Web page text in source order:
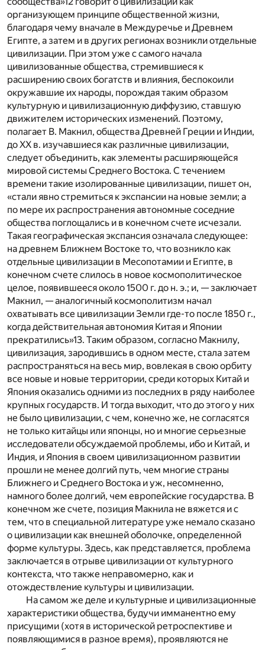
организующем принципе общественной жизни,
благодаря чему вначале в Междуречье и Древнем
Египте, а затем и в других регионах возникли отдельные
цивилизации. При этом уже с самого начала
цивилизованные общества, стремившиеся к
расширению своих богатств и влияния, беспокоили
окружавшие их народы, порождая таким образом
культурную и цивилизационную диффузию, ставшую
движителем исторических изменений. Поэтому,
полагает В. Макнил, общества Древней Греции и Индии,
до ХХ в. изучавшиеся как различные цивилизации,
следует объединить, как элементы расширяющейся
мировой системы Среднего Востока. С течением
времени такие изолированные цивилизации, пишет он,
«стали явно стремиться к экспансии на новые земли; а
по мере их распространения автономные соседние
общества поглощались и в конечном счете исчезали.
Такая географическая экспансия означала следующее:
на древнем Ближнем Востоке то, что возникло как
отдельные цивилизации в Месопотамии и Египте, в
конечном счете слилось в новое космополитическое
целое, появившееся около 1500 г. до н. э.; и, — заключает
Макнил, — аналогичный космополитизм начал
охватывать все цивилизации Земли где-то после 1850 г.,
когда действительная автономия Китая и Японии
прекратились»13. Таким образом, согласно Макнилу,
цивилизация, зародившись в одном месте, стала затем
распространяться на весь мир, вовлекая в свою орбиту
все новые и новые территории, среди которых Китай и
Япония оказались одними из последних в ряду наиболее
крупных государств. И тогда выходит, что до этого у них
не было цивилизации, с чем, конечно же, не согласятся
не только китайцы или японцы, но и многие серьезные
исследователи обсуждаемой проблемы, ибо и Китай, и
Индия, и Япония в своем цивилизационном развитии
прошли не менее долгий путь, чем многие страны
Ближнего и Среднего Востока и уж, несомненно,
намного более долгий, чем европейские государства. В
конечном же счете, позиция Макнила не вяжется и с
тем, что в специальной литературе уже немало сказано
о цивилизации как внешней оболочке, определенной
форме культуры. Здесь, как представляется, проблема
заключается в отрыве цивилизации от культурного
контекста, что также неправомерно, как и
отождествление культуры и цивилизации.
На самом же деле и культурные и цивилизационные
характеристики общества, будучи имманентно ему
присущими (хотя в исторической ретроспективе и
появляющимися в разное время), проявляются не